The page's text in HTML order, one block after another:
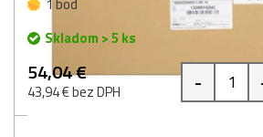
Skladom > 5 ks
54,04 €
43,94 € bez DPH -